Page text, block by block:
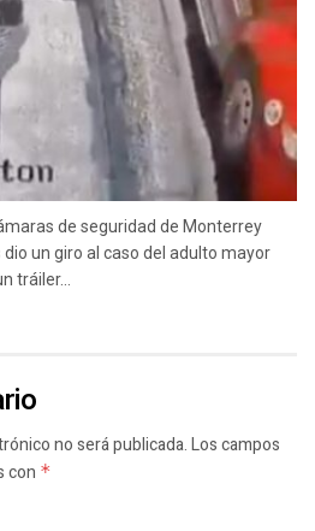
de seguridad de Monterrey
un giro al caso del adulto mayor
tráiler...
no será publicada.Los campos
con *